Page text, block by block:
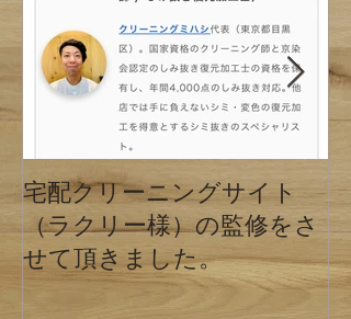
宅配クリーニングサイト
（ラクリー様）の監修をさ
せて頂きました。